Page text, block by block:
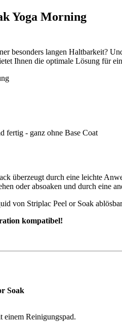
Yoga Morning
besonders langen Haltbarkeit?
Ihnen die optimale Lösung für
fertig - ganz ohne Base Coat
überzeugt durch eine leichte
oder absoaken und durch eine
von Striplac Peel or Soak
kompatibel!
Soak
einem Reinigungspad.